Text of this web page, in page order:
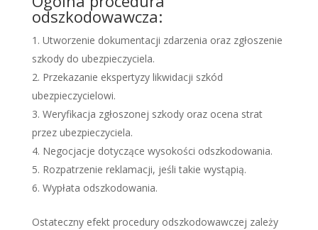
odszkodowawcza:
Utworzenie dokumentacji zdarzenia oraz zgłoszenie
szkody do ubezpieczyciela.
Przekazanie ekspertyzy likwidacji szkód
ubezpieczycielowi.
Weryfikacja zgłoszonej szkody oraz ocena strat
przez ubezpieczyciela.
Negocjacje dotyczące wysokości odszkodowania.
Rozpatrzenie reklamacji, jeśli takie wystąpią.
Wypłata odszkodowania.
Ostateczny efekt procedury odszkodowawczej zależy